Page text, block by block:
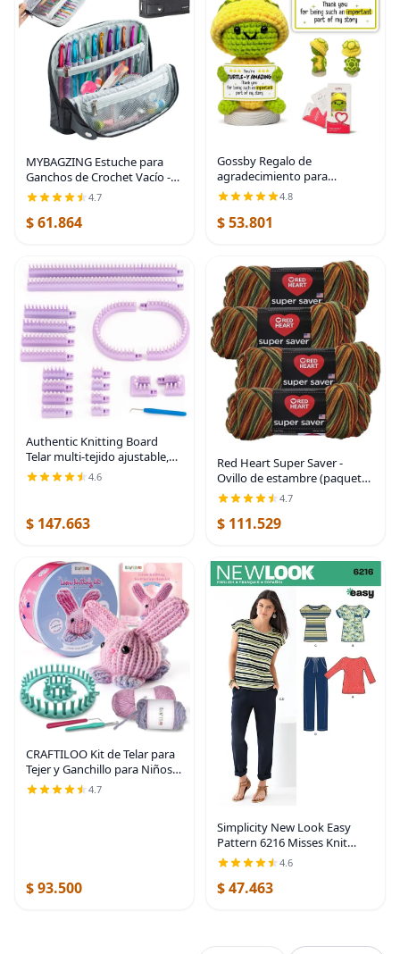
MYBAGZING Estuche para
Ganchos de Crochet Vacío -
Organizador de Ganchos de
Crochet con Soporte de
Diseño Único - Organizador
4.7
$ 61.864
Gossby Regalo de
agradecimiento para
mujeres, hecho a mano,
tortuga positiva a ganchillo,
gracias por ser una parte
4.8
$ 53.801
Authentic Knitting Board
Telar multi-tejido ajustable,
piezas de enganche, calibre
pequeño y grande
4.6
$ 147.663
Red Heart Super Saver -
Ovillo de estambre (paquete
de 4 madejas de 5 onzas)
(Otoño)
4.7
$ 111.529
CRAFTILOO Kit de Telar para
Tejer y Ganchillo para Niños
Kit de Ganchillo para
Principiantes Kit de Tejer para
4.7
$ 93.500
Simplicity New Look Easy
Pattern 6216 Misses Knit
Tops y pantalones Tallas 8-10-
4.6
$ 47.463